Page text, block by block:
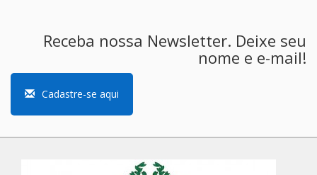
Receba nossa Newsletter. Deixe seu
nome e e-mail!
Cadastre-se aqui